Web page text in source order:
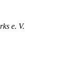
e. V.